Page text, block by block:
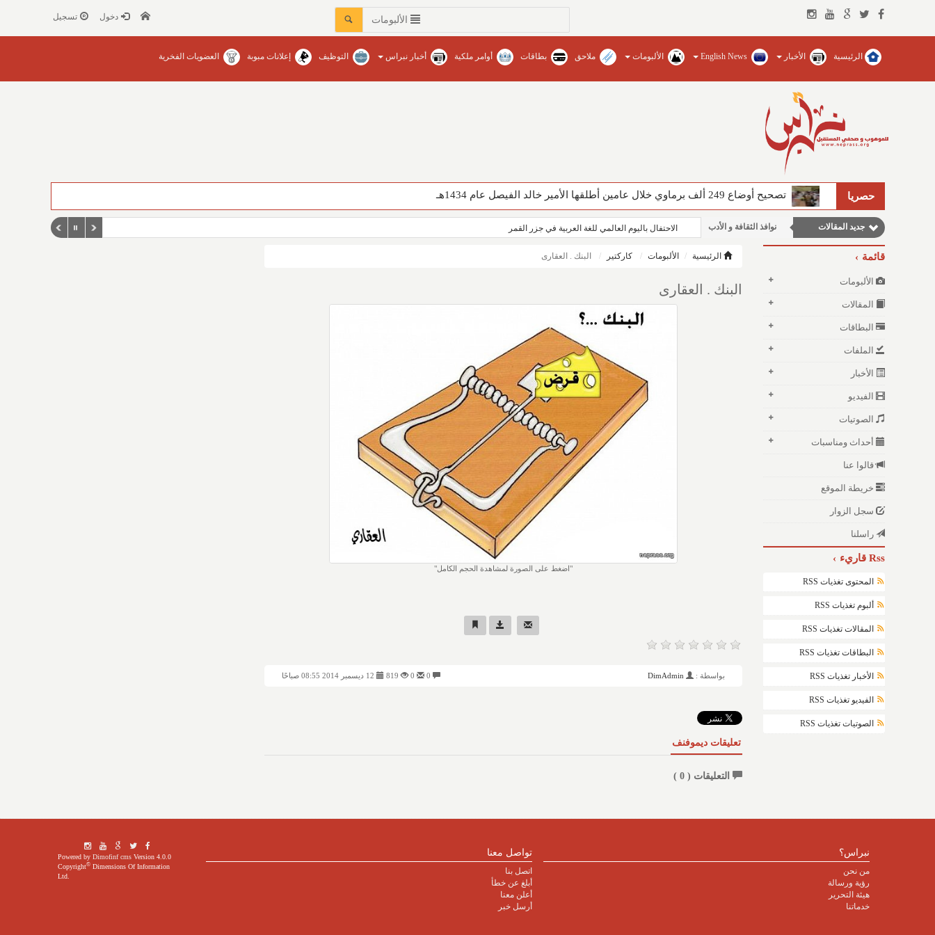
الألبومات دخول تسجيل
الرئيسية الأخبار English News الألبومات ملاحق بطاقات أوامر ملكية أخبار نبراس التوظيف إعلانات مبوبة العضويات الفخرية
حصريا تصحيح أوضاع 249 ألف برماوي خلال عامين أطلقها الأمير خالد الفيصل عام 1434هـ
جديد المقالات
مقالات اجتماعية
نوافذ الثقافة و الأدب
مقالات علمية
الاحتفال باليوم العالمي للغة العربية في جزر القمر
قائمة
الألبومات
المقالات
البطاقات
الملفات
الأخبار
الفيديو
الصوتيات
أحداث ومناسبات
قالوا عنا
خريطة الموقع
سجل الزوار
راسلنا
Rss قاريء
المحتوى تغذيات RSS
ألبوم تغذيات RSS
المقالات تغذيات RSS
البطاقات تغذيات RSS
الأخبار تغذيات RSS
الفيديو تغذيات RSS
الصوتيات تغذيات RSS
الرئيسية الألبومات كاركتير البنك . العقارى
البنك . العقارى
اضغط على الصورة لمشاهدة الحجم الكامل
بواسطة : DimAdmin
819
تعليقات ديموفنف
التعليقات (0
)
نبراس؟
من نحن
رؤية ورسالة
هيئة التحرير
خدماتنا
تواصل معنا
اتصل بنا
أبلغ عن خطأ
أعلن معنا
أرسل خبر
Powered by Dimofinf cmsVersion 4.0.0
Copyright©Dimensions Of Information
Ltd.